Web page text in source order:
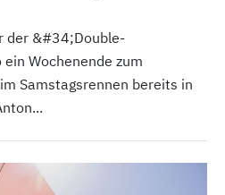
der &#34;Double-
Wochenende zum
Samstagsrennen bereits in